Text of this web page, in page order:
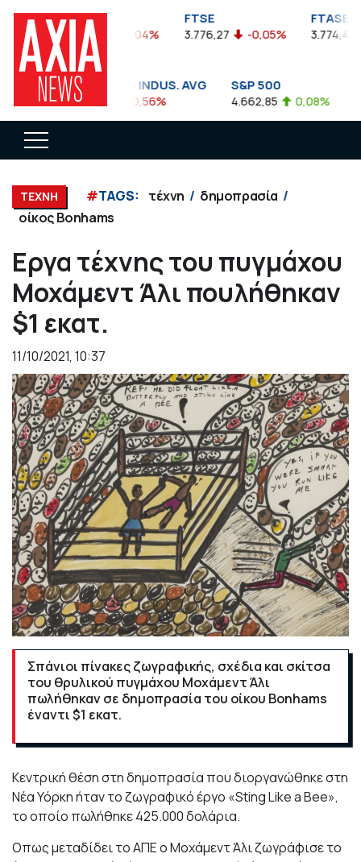
FTSEA
899,47 -0,04%
FTSE
3.776,27 -0,05%
FTASE
3.774,48
DOW JONES INDUS. AVG
35.911,81 -0,56%
S&P 500
4.662,85 0,08%
ΤΕΧΝΗ #TAGS: τέχνη
δημοπρασία
οίκος Bonhams
Eργα τέχνης του πυγμάχου
Μοχάμεντ Άλι πουλήθηκαν
$1 εκατ.
11/10/2021, 10:37
Σπάνιοι πίνακες ζωγραφικής, σχέδια και σκίτσα
του θρυλικού πυγμάχου Μοχάμεντ Άλι
πωλήθηκαν σε δημοπρασία του οίκου Bonhams
έναντι $1 εκατ.
Κεντρική θέση στη δημοπρασία που διοργανώθηκε στη
Νέα Υόρκη ήταν το ζωγραφικό έργο «Sting Like a Bee»,
το οποίο πωλήθηκε 425.000 δολάρια.
Οπως μεταδίδει το ΑΠΕ ο Μοχάμεντ Άλι ζωγράφισε το